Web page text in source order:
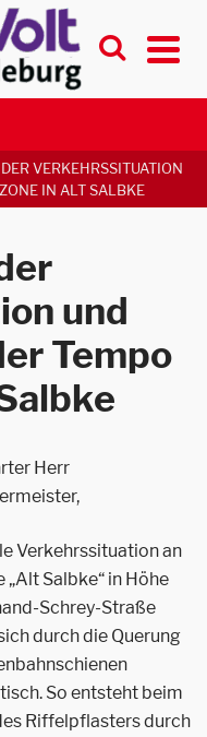
VERKEHRSSITUATION
IN ALT SALBKE
und
Tempo
Herr
Verkehrssituation an
„Alt Salbke“ in Höhe
Schrey-Straße
durch die Querung
So entsteht beim
Riffelpflasters durch